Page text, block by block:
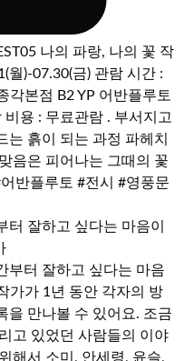
터 잘하고 싶다는 마음이